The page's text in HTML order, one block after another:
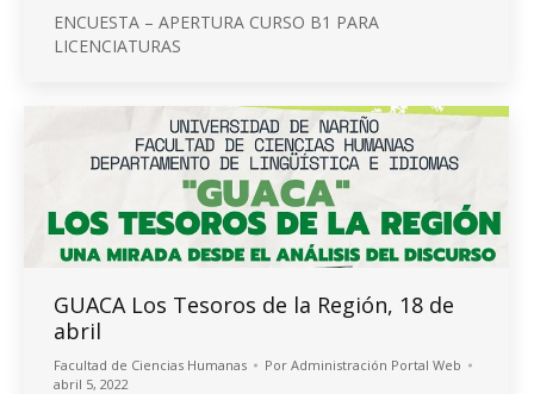
ENCUESTA – APERTURA CURSO B1 PARA
LICENCIATURAS
GUACA Los Tesoros de la Región, 18 de
abril
Facultad de Ciencias Humanas Por Administración Portal Web
abril 5, 2022